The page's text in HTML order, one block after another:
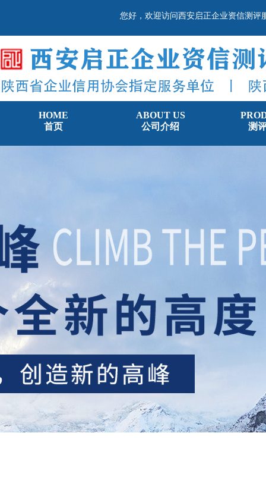
您好，欢迎访问西安启正企业资信测评
HOME
首页
ABOUT US
公司介绍
测